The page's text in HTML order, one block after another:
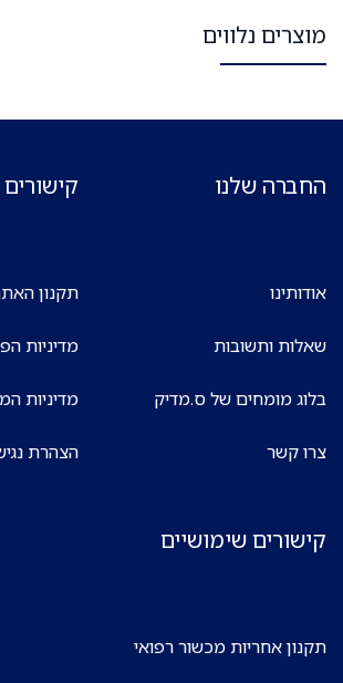
מוצרים נלווים
החברה שלנו
אודותינו
שאלות ותשובות
בלוג מומחים של ס.מדיק
צרו קשר
תקנון
מדיניות
מדיניות
הצהרת
קישורים שימושיים
תקנון אחריות מכשור רפואי